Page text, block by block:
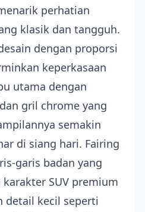
perhatian
klasik dan tangguh.
dengan proporsi
keperkasaan
utama dengan
gril chrome yang
semakin
di siang hari. Fairing
garis badan yang
SUV premium
detail kecil seperti